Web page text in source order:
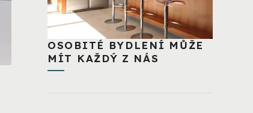
OSOBITÉ BYDLENÍ MŮŽE
MÍT KAŽDÝ Z NÁS